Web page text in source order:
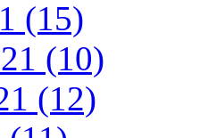
(15)
(10)
(12)